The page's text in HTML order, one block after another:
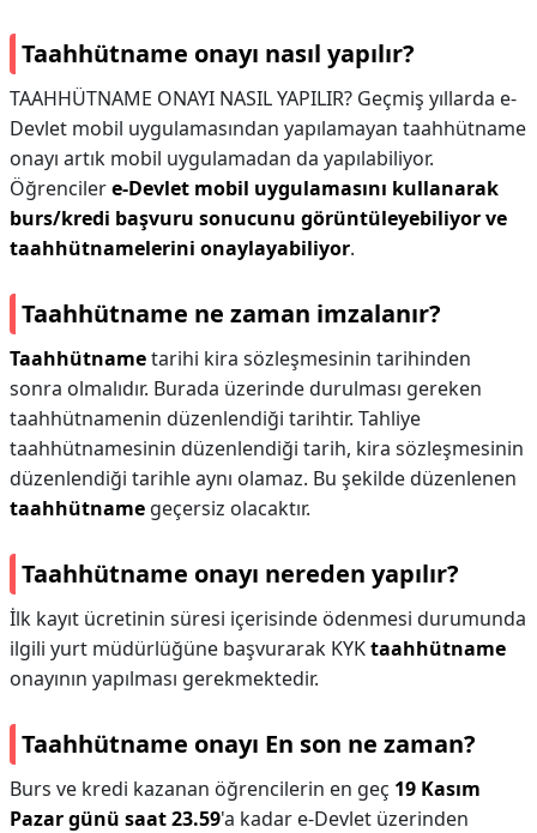
Taahhütname onayı nasıl yapılır?
TAAHHÜTNAME ONAYI NASIL YAPILIR? Geçmiş yıllarda e-
Devlet mobil uygulamasından yapılamayan taahhütname
onayı artık mobil uygulamadan da yapılabiliyor.
Öğrencilere-Devlet mobil uygulamasını kullanarak
burs/kredi başvuru sonucunu görüntüleyebiliyor ve
taahhütnamelerini onaylayabiliyor.
Taahhütname ne zaman imzalanır?
Taahhütnametarihi kira sözleşmesinin tarihinden
sonra olmalıdır. Burada üzerinde durulması gereken
taahhütnamenin düzenlendiği tarihtir. Tahliye
taahhütnamesinin düzenlendiği tarih, kira sözleşmesinin
düzenlendiği tarihle aynı olamaz. Bu şekilde düzenlenen
taahhütname geçersiz olacaktır.
Taahhütname onayı nereden yapılır?
İlk kayıt ücretinin süresi içerisinde ödenmesi durumunda
ilgili yurt müdürlüğüne başvurarak KYKtaahhütname
onayının yapılması gerekmektedir.
Taahhütname onayı En son ne zaman?
Burs ve kredi kazanan öğrencilerin en geç 19 Kasım
Pazar günü saat 23.59'a kadar e-Devlet üzerinden